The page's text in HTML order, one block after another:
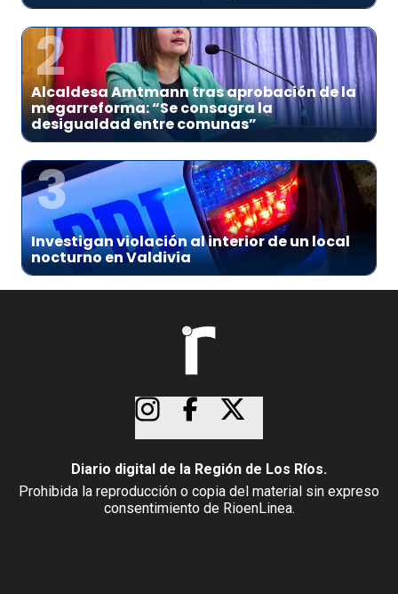
2
Alcaldesa Amtmann tras aprobación de la
megarreforma: “Se consagra la
desigualdad entre comunas”
3
Investigan violación al interior de un local
nocturno en Valdivia
Diario digital de la Región de Los Ríos.
Prohibida la reproducción o copia del material sin expreso
consentimiento de RioenLinea.